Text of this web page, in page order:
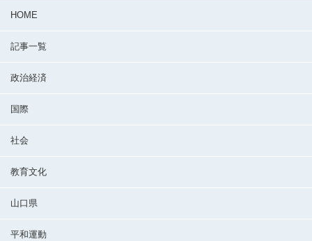
HOME
記事一覧
政治経済
国際
社会
教育文化
山口県
平和運動